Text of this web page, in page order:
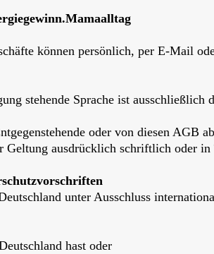
können persönlich, per E-Mail
stehende Sprache ist ausschließlich
oder von diesen AGB
Geltung ausdrücklich schriftlich oder
unter Ausschluss
hast oder